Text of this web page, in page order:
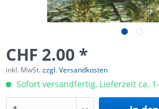
CHF 2.00 *
inkl. MwSt.zzgl. Versandkosten
Sofort versandfertig, Lieferzeit ca.